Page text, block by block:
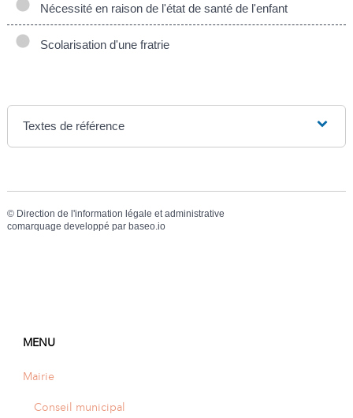
Nécessité en raison de l'état de santé de l'enfant
Scolarisation d'une fratrie
Textes de référence
© Direction de l'information légale et administrative
comarquage developpé par baseo.io
MENU
Mairie
Conseil municipal